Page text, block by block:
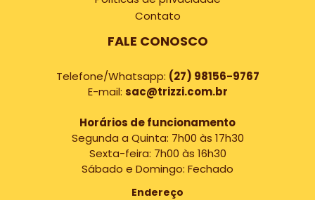
Contato
FALE CONOSCO
Telefone/Whatsapp: (27) 98156-9767
E-mail: sac@trizzi.com.br
Horários de funcionamento
Segunda a Quinta: 7h00 às 17h30
Sexta-feira: 7h00 às 16h30
Sábado e Domingo: Fechado
Endereço